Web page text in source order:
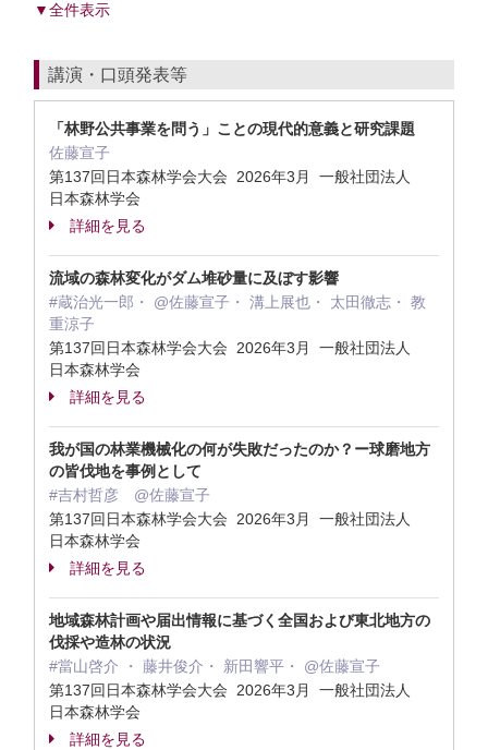
▼全件表示
講演・口頭発表等
「林野公共事業を問う」ことの現代的意義と研究課題
佐藤宣子
第137回日本森林学会大会 2026年3月 一般社団法人
日本森林学会
詳細を見る
流域の森林変化がダム堆砂量に及ぼす影響
#蔵治光一郎・ @佐藤宣子・ 溝上展也・ 太田徹志・ 教
重涼子
第137回日本森林学会大会 2026年3月 一般社団法人
日本森林学会
詳細を見る
我が国の林業機械化の何が失敗だったのか？ー球磨地方
の皆伐地を事例として
#吉村哲彦 @佐藤宣子
第137回日本森林学会大会 2026年3月 一般社団法人
日本森林学会
詳細を見る
地域森林計画や届出情報に基づく全国および東北地方の
伐採や造林の状況
#當山啓介 ・ 藤井俊介・ 新田響平・ @佐藤宣子
第137回日本森林学会大会 2026年3月 一般社団法人
日本森林学会
詳細を見る